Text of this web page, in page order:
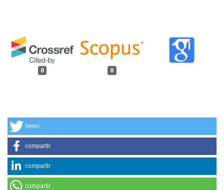
0 0
tweet
compartir
compartir
compartir